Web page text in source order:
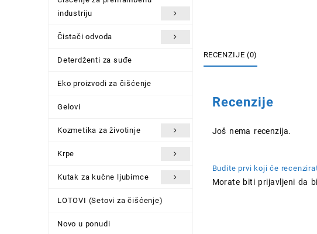
industriju
Čistači odvoda
Deterdženti za suđe
Eko proizvodi za čišćenje
Gelovi
Kozmetika za životinje
Krpe
Kutak za kučne ljubimce
LOTOVI (Setovi za čišćenje)
Novo u ponudi
RECENZIJE (0)
Recenzije
Još nema recenzija.
Budite prvi koji će
Morate biti prijavljeni da